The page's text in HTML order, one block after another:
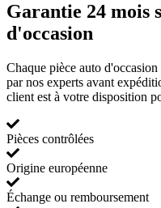
Garantie 24 mois
d'occasion
Chaque pièce auto d'occasion
par nos experts avant
client est à votre disposition
Pièces contrôlées
Origine européenne
Échange ou remboursement